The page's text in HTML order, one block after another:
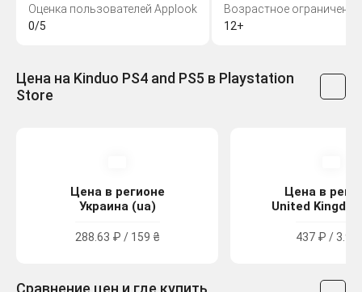
Оценка пользователей Applook
0/5
Возрастное ограничение
12+
Цена на Kinduo PS4 and PS5 в Playstation
Store
Цена в регионе
Украина (ua)
288.63 ₽ / 159 ₴
Цена в
United
437 ₽ / 3.99
Сравнение цен и где купить